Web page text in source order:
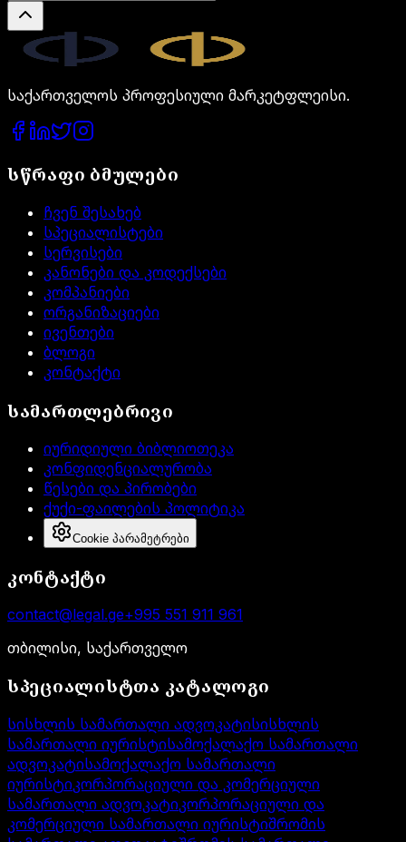
საქართველოს პროფესიული მარკეტფლეისი.
სწრაფი ბმულები
ჩვენ შესახებ
სპეციალისტები
სერვისები
კანონები და კოდექსები
კომპანიები
ორგანიზაციები
ივენთები
ბლოგი
კონტაქტი
სამართლებრივი
იურიდიული ბიბლიოთეკა
კონფიდენციალურობა
წესები და პირობები
ქუქი-ფაილების პოლიტიკა
Cookie პარამეტრები
კონტაქტი
contact@legal.ge+995 551 911 961
თბილისი, საქართველო
სპეციალისტთა კატალოგი
სისხლის სამართალი ადვოკატისისხლის
სამართალი იურისტისამოქალაქო სამართალი
ადვოკატისამოქალაქო სამართალი
იურისტიკორპორაციული და კომერციული
სამართალი ადვოკატიკორპორაციული და
კომერციული სამართალი იურისტიშრომის